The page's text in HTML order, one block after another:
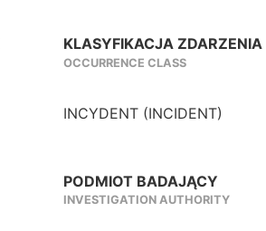
KLASYFIKACJA ZDARZENIA
OCCURRENCE CLASS
INCYDENT (INCIDENT)
PODMIOT BADAJĄCY
INVESTIGATION AUTHORITY